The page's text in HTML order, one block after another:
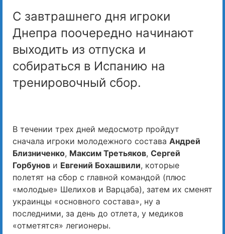
С завтрашнего дня игроки
Днепра поочередно начинают
выходить из отпуска и
собираться в Испанию на
тренировочный сбор.
В течении трех дней медосмотр пройдут
сначала игроки молодежного состава Андрей
Близниченко, Максим Третьяков, Сергей
Горбунов и Евгений Бохашвили, которые
полетят на сбор с главной командой (плюс
«молодые» Шелихов и Варцаба), затем их сменят
украинцы «основного состава», ну а
последними, за день до отлета, у медиков
«отметятся» легионеры.